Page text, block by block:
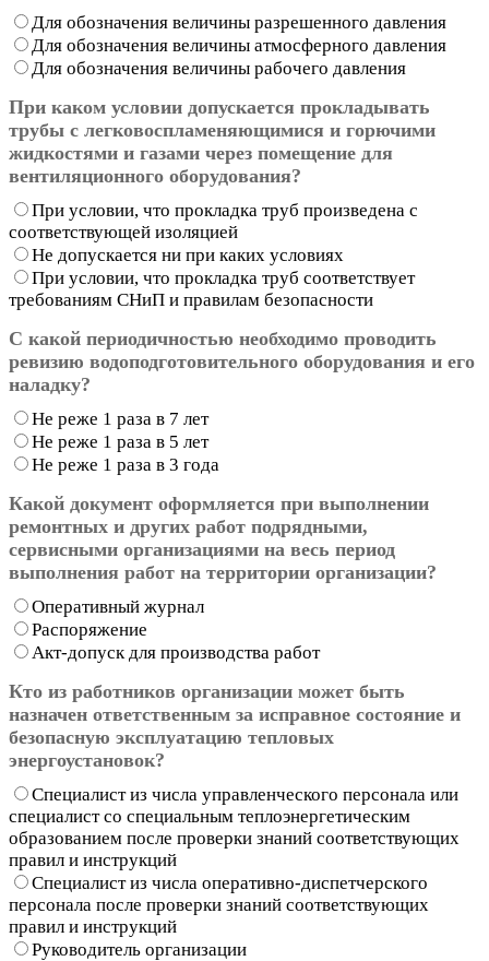
Для обозначения величины разрешенного давления
Для обозначения величины атмосферного давления
Для обозначения величины рабочего давления
При каком условии допускается прокладывать
трубы с легковоспламеняющимися и горючими
жидкостями и газами через помещение для
вентиляционного оборудования?
При условии, что прокладка труб произведена с
соответствующей изоляцией
Не допускается ни при каких условиях
При условии, что прокладка труб соответствует
требованиям СНиП и правилам безопасности
С какой периодичностью необходимо проводить
ревизию водоподготовительного оборудования и его
наладку?
Не реже 1 раза в 7 лет
Не реже 1 раза в 5 лет
Не реже 1 раза в 3 года
Какой документ оформляется при выполнении
ремонтных и других работ подрядными,
сервисными организациями на весь период
выполнения работ на территории организации?
Оперативный журнал
Распоряжение
Акт-допуск для производства работ
Кто из работников организации может быть
назначен ответственным за исправное состояние и
безопасную эксплуатацию тепловых
энергоустановок?
Специалист из числа управленческого персонала или
специалист со специальным теплоэнергетическим
образованием после проверки знаний соответствующих
правил и инструкций
Специалист из числа оперативно-диспетчерского
персонала после проверки знаний соответствующих
правил и инструкций
Руководитель организации